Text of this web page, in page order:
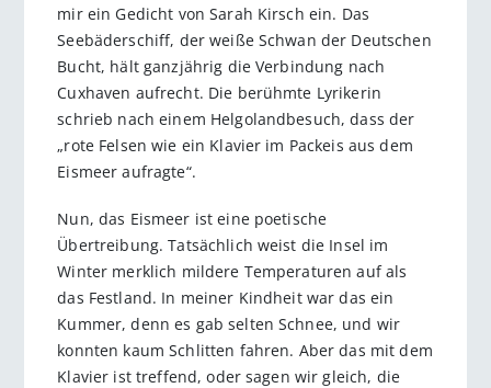
mir ein Gedicht von Sarah Kirsch ein. Das
Seebäderschiff, der weiße Schwan der Deutschen
Bucht, hält ganzjährig die Verbindung nach
Cuxhaven aufrecht. Die berühmte Lyrikerin
schrieb nach einem Helgolandbesuch, dass der
„rote Felsen wie ein Klavier im Packeis aus dem
Eismeer aufragte“.
Nun, das Eismeer ist eine poetische
Übertreibung. Tatsächlich weist die Insel im
Winter merklich mildere Temperaturen auf als
das Festland. In meiner Kindheit war das ein
Kummer, denn es gab selten Schnee, und wir
konnten kaum Schlitten fahren. Aber das mit dem
Klavier ist treffend, oder sagen wir gleich, die